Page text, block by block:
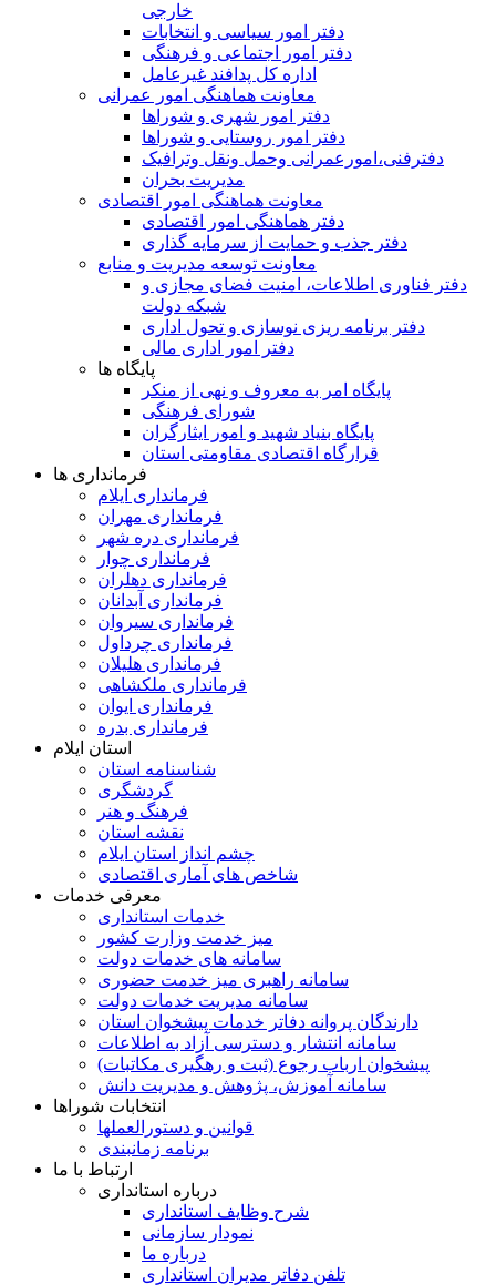
خارجی
دفتر امور سیاسی و انتخابات
دفتر امور اجتماعی و فرهنگی
اداره کل پدافند غیرعامل
معاونت هماهنگی امور عمرانی
دفتر امور شهری و شوراها
دفتر امور روستایی و شوراها
دفترفنی،امورعمرانی وحمل ونقل وترافيک
مدیریت بحران
معاونت هماهنگی امور اقتصادی
دفتر هماهنگی امور اقتصادی
دفتر جذب و حمایت از سرمایه گذاری
معاونت توسعه مدیریت و منابع
دفتر فناوری اطلاعات، امنیت فضای مجازی و
شبکه دولت
دفتر برنامه ریزی نوسازی و تحول اداری
دفتر امور اداری مالی
پایگاه ها
پایگاه امر به معروف و نهی از منکر
شورای فرهنگی
پایگاه بنیاد شهید و امور ایثارگران
قرارگاه اقتصادی مقاومتی استان
فرمانداری ها
فرمانداری ایلام
فرمانداری مهران
فرمانداری دره شهر
فرمانداری چوار
فرمانداری دهلران
فرمانداری آبدانان
فرمانداری سیروان
فرمانداری چرداول
فرمانداری هلیلان
فرمانداری ملکشاهی
فرمانداری ایوان
فرمانداری بدره
استان ایلام
شناسنامه استان
گردشگری
فرهنگ و هنر
نقشه استان
چشم انداز استان ایلام
شاخص های آماری اقتصادی
معرفی خدمات
خدمات استانداری
میز خدمت وزارت کشور
سامانه های خدمات دولت
سامانه راهبری میز خدمت حضوری
سامانه مدیریت خدمات دولت
دارندگان پروانه دفاتر خدمات پیشخوان استان
سامانه انتشار و دسترسی آزاد به اطلاعات
پیشخوان ارباب رجوع (ثبت و رهگیری مکاتبات)
سامانه آموزش، پژوهش و مدیریت دانش
انتخابات شوراها
قوانین و دستورالعملها
برنامه زمانبندی
ارتباط با ما
درباره استانداری
شرح وظایف استانداری
نمودار سازمانی
درباره ما
تلفن دفاتر مدیران استانداری